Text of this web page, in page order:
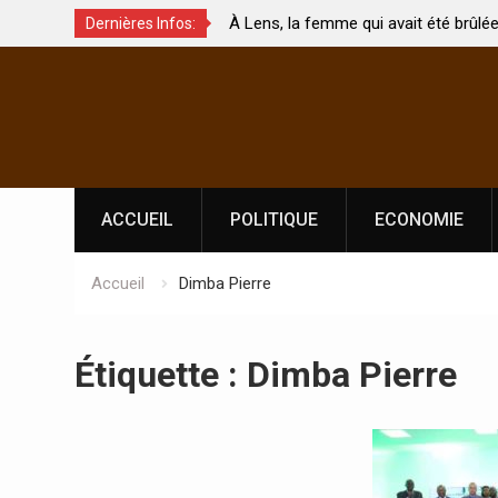
Dernières Infos:
touchés ?
À Lens, la femme qui avait été brûlée avec son
par son mari est morte
ACCUEIL POLITIQUE ECONOMIE
Accueil Dimba Pierre
Étiquette : Dimba Pierre